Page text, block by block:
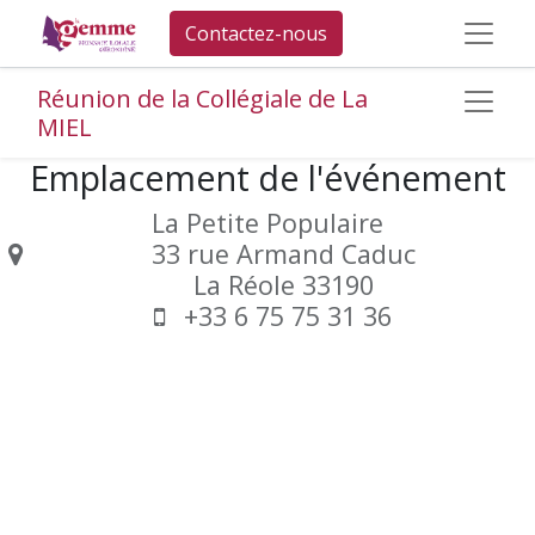
Contactez-nous
Réunion de la Collégiale de La
MIEL
Emplacement de l'événement
La Petite Populaire
33 rue Armand Caduc
La Réole 33190
+33 6 75 75 31 36